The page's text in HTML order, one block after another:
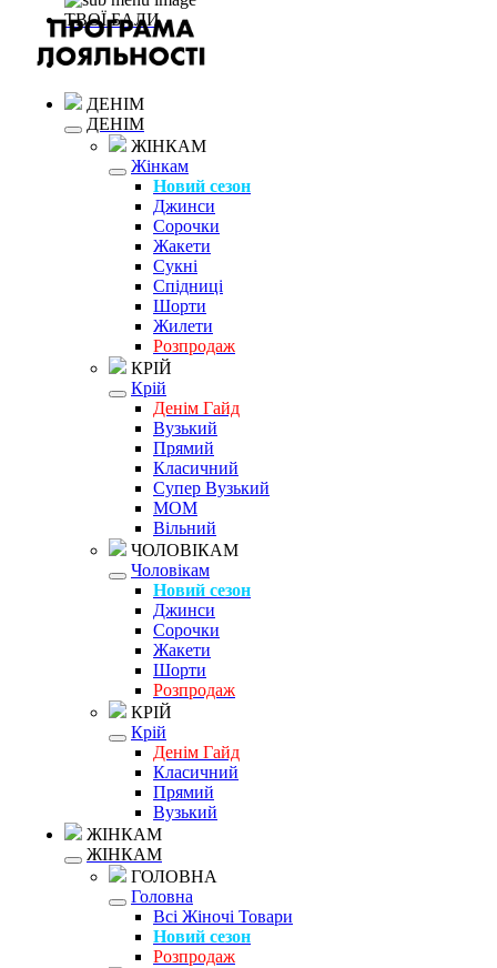
ТВОЇ БАЛИ
ДЕНІМ
ДЕНІМ
ЖІНКАМ
Жінкам
Новий сезон
Джинси
Сорочки
Жакети
Сукні
Спідниці
Шорти
Жилети
Розпродаж
КРІЙ
Крій
Денім Гайд
Вузький
Прямий
Класичний
Супер Вузький
MOM
Вільний
ЧОЛОВІКАМ
Чоловікам
Новий сезон
Джинси
Сорочки
Жакети
Шорти
Розпродаж
КРІЙ
Крій
Денім Гайд
Класичний
Прямий
Вузький
ЖІНКАМ
ЖІНКАМ
ГОЛОВНА
Головна
Всі Жіночі Товари
Новий сезон
Розпродаж